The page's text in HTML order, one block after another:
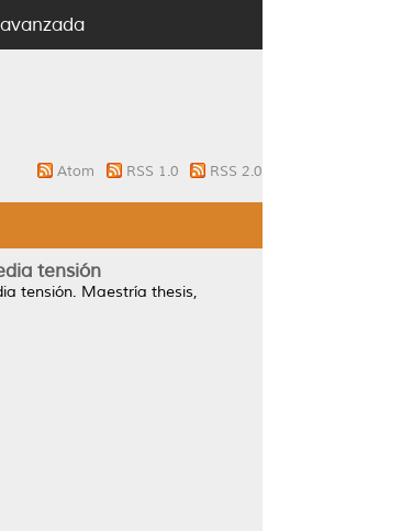
Atom RSS 1.0 RSS 2.0
tensión
tensión. Maestría thesis,